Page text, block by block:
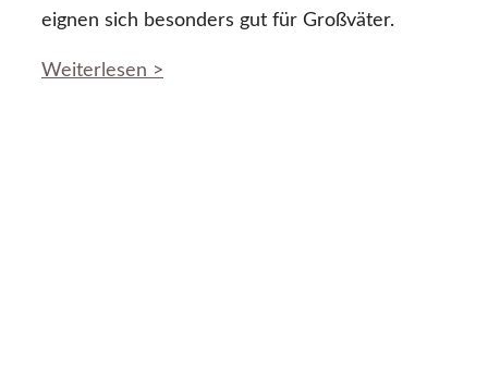
eignen sich besonders gut für Großväter.
Weiterlesen >